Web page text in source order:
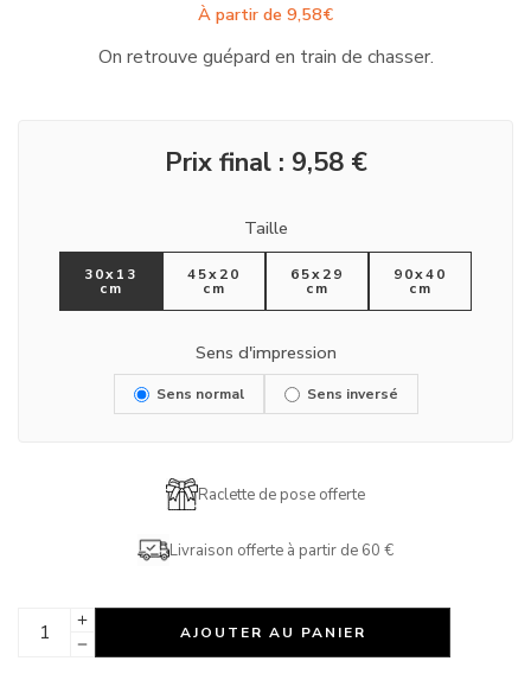
À partir de 9,58€
On retrouve guépard en train de chasser.
Prix final : 9,58€
Taille
30x13
cm
45x20
cm
65x29
cm
90x40
cm
Sens d'impression
Sens normal Sens inversé
Raclette de pose offerte
Livraison offerte à partir de 60 €
AJOUTER AU PANIER